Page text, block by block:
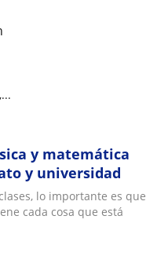
y matemática
y universidad
lo importante es que
cada cosa que está